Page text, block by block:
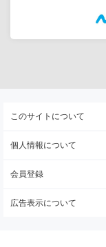
このサイトについて
個人情報について
会員登録
広告表示について